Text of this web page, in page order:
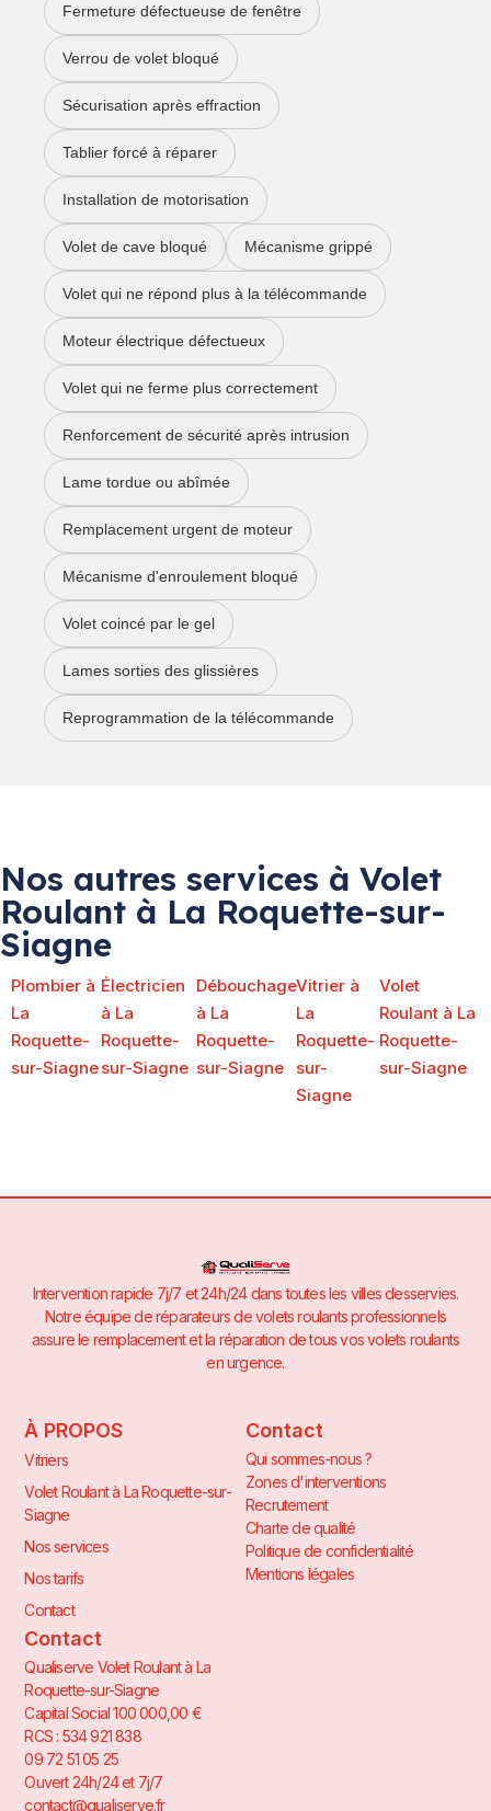
Fermeture défectueuse de fenêtre
Verrou de volet bloqué
Sécurisation après effraction
Tablier forcé à réparer
Installation de motorisation
Volet de cave bloqué Mécanisme grippé
Volet qui ne répond plus à la télécommande
Moteur électrique défectueux
Volet qui ne ferme plus correctement
Renforcement de sécurité après intrusion
Lame tordue ou abîmée
Remplacement urgent de moteur
Mécanisme d'enroulement bloqué
Volet coincé par le gel
Lames sorties des glissières
Reprogrammation de la télécommande
Nos autres services à Volet
Roulant à La Roquette-sur-
Siagne
Plombier à
La
Roquette-
sur-Siagne
Électricien
à La
Roquette-
sur-Siagne
Débouchage
à La
Roquette-
sur-Siagne
Vitrier à
La
Roquette-
sur-
Siagne
Volet
Roulant à La
Roquette-
sur-Siagne
Intervention rapide 7j/7 et 24h/24 dans toutes les villes desservies.
Notre équipe de réparateurs de volets roulants professionnels
assure le remplacement et la réparation de tous vos volets roulants
en urgence.
À PROPOS
Vitriers
Volet Roulant à La Roquette-sur-
Siagne
Nos services
Nos tarifs
Contact
Contact
Qui sommes-nous ?
Zones d'interventions
Recrutement
Charte de qualité
Politique de confidentialité
Mentions légales
Contact
Qualiserve Volet Roulant à La
Roquette-sur-Siagne
Capital Social 100 000,00 €
RCS : 534 921 838
09 72 51 05 25
Ouvert 24h/24 et 7j/7
contact@qualiserve.fr